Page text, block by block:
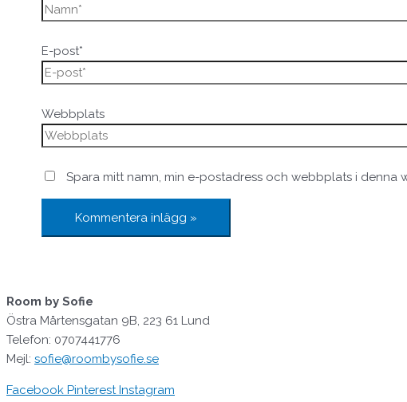
E-post*
Webbplats
Spara mitt namn, min e-postadress och webbplats i denna
Room by Sofie
Östra Mårtensgatan 9B, 223 61 Lund
Telefon: 0707441776
Mejl: sofie@roombysofie.se
Facebook Pinterest Instagram